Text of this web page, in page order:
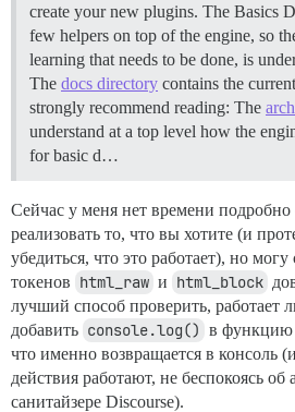
create your new plugins. The Basics
few helpers on top of the engine, so
learning that needs to be done, is
The docs directory contains the
strongly recommend reading: The
understand at a top level how the
for basic d…
Сейчас у меня нет времени подробно
реализовать то, что вы хотите (и
убедиться, что это работает), но могу
токенов html_raw и html_block
лучший способ проверить, работает
добавить console.log() в функцию
что именно возвращается в консоль
действия работают, не беспокоясь об
санитайзере Discourse).